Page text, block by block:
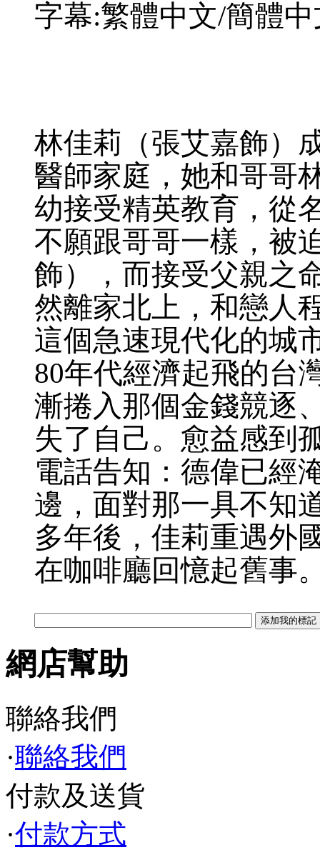
字幕:繁體中文/簡體
林佳莉（張艾嘉飾）
醫師家庭，她和哥哥
幼接受精英教育，從
不願跟哥哥一樣，被
飾），而接受父親之
然離家北上，和戀人
這個急速現代化的城
80年代經濟起飛的台
漸捲入那個金錢競逐
失了自己。愈益感到
電話告知：德偉已經
邊，面對那一具不知
多年後，佳莉重遇外
在咖啡廳回憶起舊事
網店幫助
聯絡我們
·聯絡我們
付款及送貨
·付款方式